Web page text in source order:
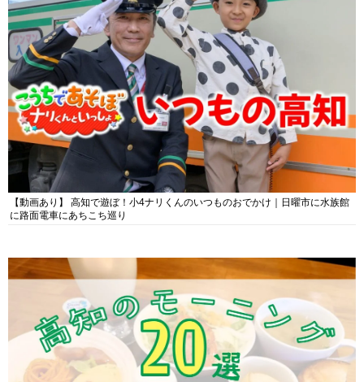
【動画あり】 高知で遊ぼ！小4ナリくんのいつものおでかけ｜日曜市に水族館
に路面電車にあちこち巡り